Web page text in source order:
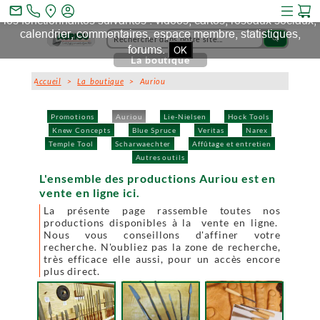
search
Promotions Auriou Lie-Nielsen
Hock Tools
Knew Concepts
Blue Spruce Veritas
Narex
Temple Tool
Scharwaechter
Affûtage et entretien
Autres outils
La boutique
Accueil >La boutique > Auriou
L'ensemble des productions Auriou est en
vente en ligne ici.
La présente page rassemble toutes nos
productions disponibles à la vente en ligne.
Nous vous conseillons d'affiner votre
recherche. N'oubliez pas la zone de recherche,
très efficace elle aussi, pour un accès encore
plus direct.
mail_outline
Ce site et des sites tiers qu'il utilise collectent des cookies pour
les fonctionnalités suivantes : vidéos, cartes, réseaux sociaux,
calendrier, commentaires, espace membre, statistiques,
forums. OK